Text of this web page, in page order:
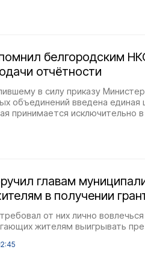
белгородским
отчётности
в силу приказу
объединений введена
принимается исключительно
главам
в получении
от них лично
жителям выигрывать